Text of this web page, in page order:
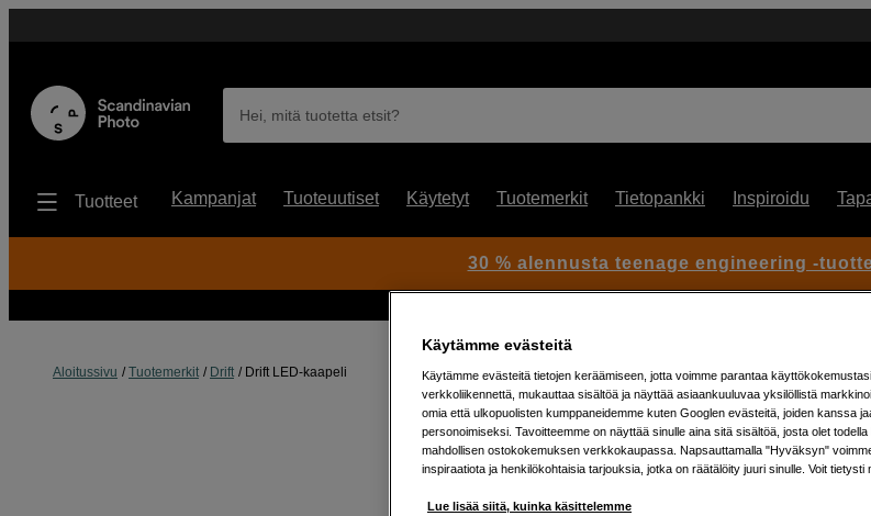
Hei, mitä tuotetta etsit?
Tuotteet Kampanjat Tuoteuutiset Käytetyt Tuotemerkit Tietopankki Inspiroidu
Aloitussivu Tuotemerkit Drift Drift LED-kaapeli
Artikkeli: 1010605
LED-kaapeli
30 % alennusta teenage engineering -
Käytämme evästeitä
Käytämme evästeitä tietojen keräämiseen, jotta voimme parantaa
verkkoliikennettä, mukauttaa sisältöä ja näyttää asiaankuuluvaa yksilöllistä
omia että ulkopuolisten kumppaneidemme kuten Googlen evästeitä, joiden kanssa
personoimiseksi. Tavoitteemme on näyttää sinulle aina sitä sisältöä, josta olet
mahdollisen ostokokemuksen verkkokaupassa. Napsauttamalla "Hyväksyn"
inspiraatiota ja henkilökohtaisia tarjouksia, jotka on räätälöity juuri sinulle. Voit tietysti
Lue lisää siitä, kuinka käsittelemme